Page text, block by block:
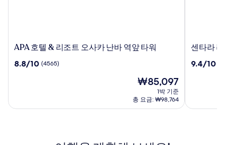
APA
텔
트
APA 호텔 & 리조트 오사카 난바 역앞 타워
10
8.8
8.8/10 (4565)
현
요
금
₩85,097
1박 기준
총 요금: ₩98,764
센
라
난
센타라
10
9.4
9.4/10